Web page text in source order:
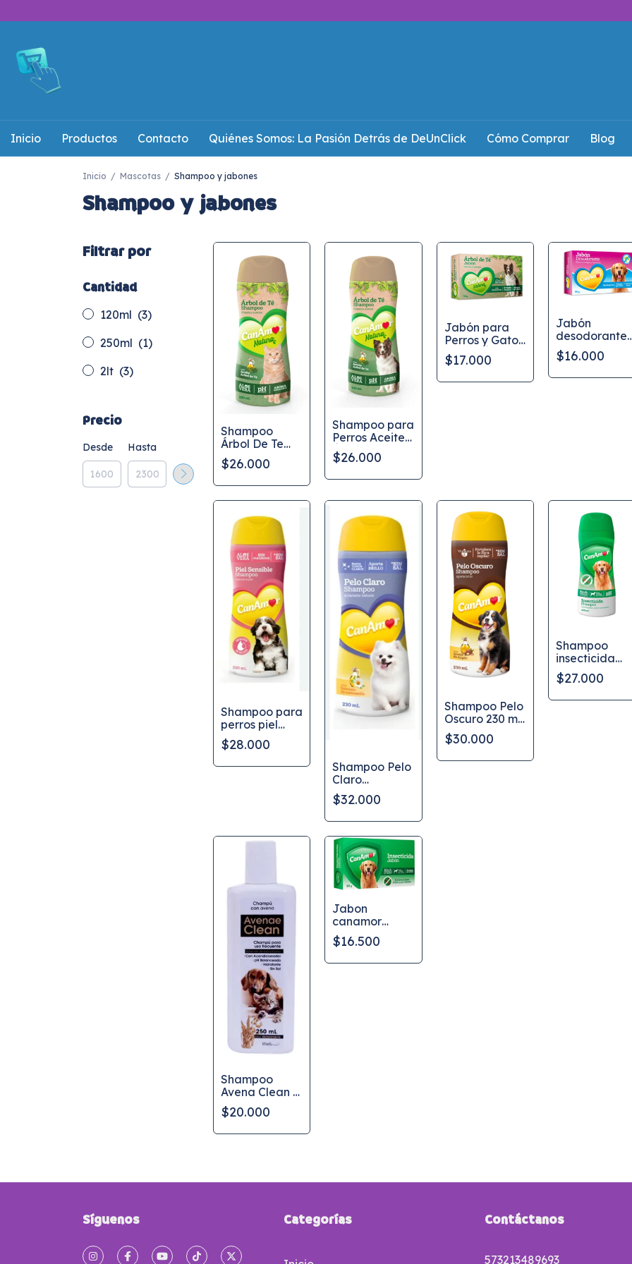
Inicio Productos Contacto Quiénes Somos: La Pasión Detrás de DeUnClick Cómo Comprar Blog
Inicio / Mascotas / Shampoo y jabones
Shampoo y jabones
Filtrar por
Cantidad
120ml (3)
250ml (1)
2lt (3)
Precio
Desde Hasta
Shampoo
Árbol De Te
Gatos
CanAmor
230ml
$26.000
Shampoo para
Perros Aceite
Árbol de Té
CanAmor 230
$26.000
Jabón para
Perros y Gatos
Aceite Árbol
de Té
CanAmor 90 g
$17.000
Jabón
desodorante
CanAmor para
perros 90 g
$16.000
Shampoo para
perros piel
sensible
CanAmor
$28.000
Shampoo Pelo
Claro
CanAmor
230ml
$32.000
Shampoo Pelo
Oscuro 230 ml
Can Amor
$30.000
Shampoo
insecticida
para perros
$27.000
Shampoo
Avena Clean x
2 Lt
$20.000
Jabon
canamor
antipulgas 90
gr
$16.500
Síguenos Categorías Contáctanos
573213489693